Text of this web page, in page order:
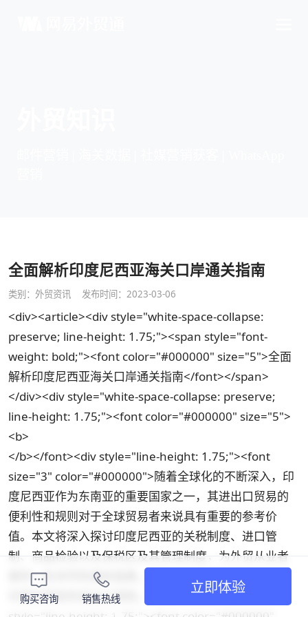
全面解析印度尼西亚海关口岸通关指南
类别： 外贸资讯 发布时间：2023-03-06
<div><article><div style="white-space-collapse:
preserve; line-height: 1.75;"><span style="font-
weight: bold;"><font color="#000000" size="5">全面
解析印度尼西亚海关口岸通关指南</font></span>
</div><div style="white-space-collapse: preserve;
line-height: 1.75;"><font color="#000000" size="5">
<b>
</b></font><div style="line-height: 1.75;"><font
size="3" color="#000000">随着全球化的不断深入，印
度尼西亚作为东南亚的重要国家之一，其进出口贸易的
便利性和规则对于全球贸易者来说具有重要的参考价
值。本文将深入探讨印度尼西亚的关税制度、进口管
制、商品检验以及保税区及其管理制度，为外贸从业者
提供一份详尽的通关指南，帮助他们更好地理解和适应
印度尼西亚的进出口规则。</font></div><div
购买咨询 销售热线
立即体验